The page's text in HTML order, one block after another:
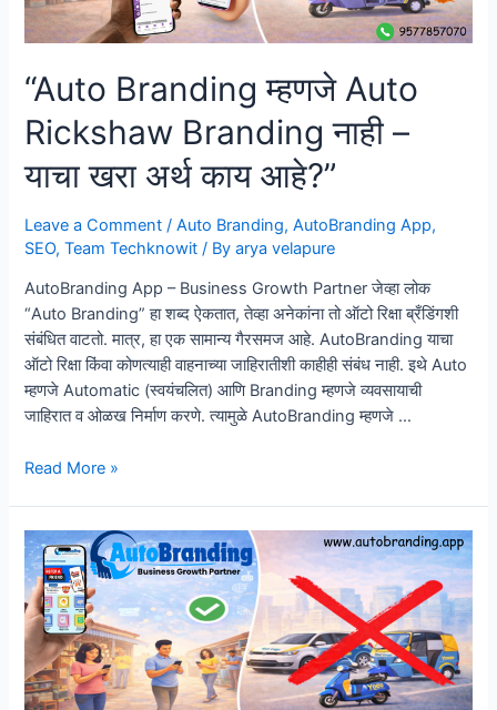
“Auto Branding म्हणजे Auto
Rickshaw Branding नाही –
याचा खरा अर्थ काय आहे?”
Leave a Comment /Auto Branding,AutoBranding App,
SEO,Team Techknowit / Byarya velapure
AutoBranding App – Business Growth Partner जेव्हा लोक
“Auto Branding” हा शब्द ऐकतात, तेव्हा अनेकांना तो ऑटो रिक्षा ब्रँडिंगशी
संबंधित वाटतो. मात्र, हा एक सामान्य गैरसमज आहे. AutoBranding याचा
ऑटो रिक्षा किंवा कोणत्याही वाहनाच्या जाहिरातीशी काहीही संबंध नाही. इथे Auto
म्हणजे Automatic (स्वयंचलित) आणि Branding म्हणजे व्यवसायाची
जाहिरात व ओळख निर्माण करणे. त्यामुळे AutoBranding म्हणजे …
“Auto
Auto
Rickshaw
Branding
नाही
–
याचा
खरा
Read More »